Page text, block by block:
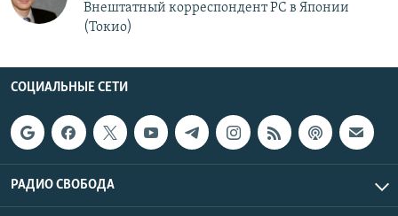
Все сайты РСЕ/РС
Внештатный корреспондент РС в Японии
(Токио)
СОЦИАЛЬНЫЕ СЕТИ
РАДИО СВОБОДА